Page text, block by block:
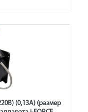
(0,13А) (размер